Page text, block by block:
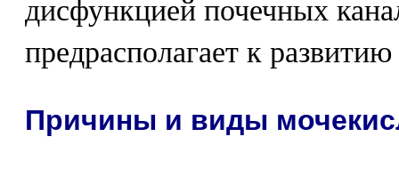
дисфункцией почечных
предрасполагает к
Причины и виды